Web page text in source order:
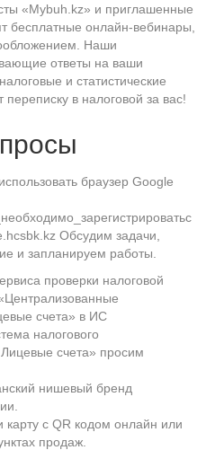
«Mybuh.kz» и приглашенные
бесплатные онлайн-вебинары,
Наши
ответы на ваши
и статистические
переписку в налоговой за вас!
браузер Google
Обсудим задачи,
и запланируем работы.
проверки налоговой
счета» в ИС
налогового
счета» просим
нишевый бренд
с QR кодом онлайн или
продаж.